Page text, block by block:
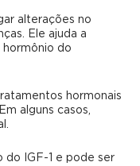
alterações no
Ele ajuda a
do
hormonais
alguns casos,
do IGF-1 e pode ser